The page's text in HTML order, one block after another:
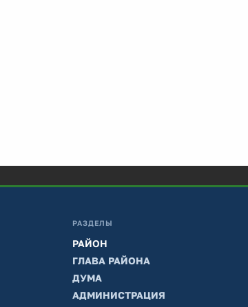
РАЗДЕЛЫ
РАЙОН
ГЛАВА РАЙОНА
ДУМА
АДМИНИСТРАЦИЯ